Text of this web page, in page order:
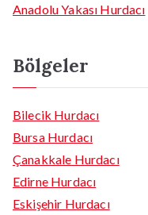
Anadolu Yakası Hurdacı
Bölgeler
Bilecik Hurdacı
Bursa Hurdacı
Çanakkale Hurdacı
Edirne Hurdacı
Eskişehir Hurdacı